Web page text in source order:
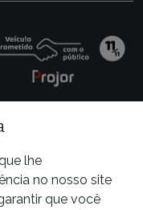
lhe
no nosso site
que você